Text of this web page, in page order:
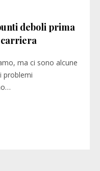
deboli prima
carriera
ma ci sono alcune
problemi